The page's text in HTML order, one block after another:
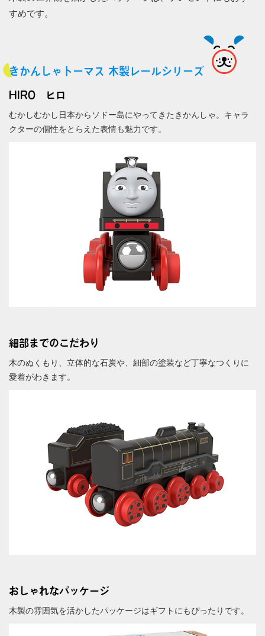
すめです。
きかんしゃトーマス 木製レールシリーズ
HIRO ヒロ
むかしむかし日本からソドー島にやってきたきかんしゃ。キャラ
クターの個性をとらえた表情も魅力です。
細部までのこだわり
木のぬくもり、立体的な石炭や、細部の塗装など丁寧なつくりに
愛着がわきます。
おしゃれなパッケージ
木製の雰囲気を活かしたパッケージはギフトにもぴったりです。